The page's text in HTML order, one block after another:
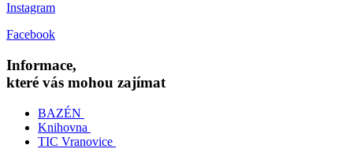
Instagram
Facebook
Informace,
které vás mohou zajímat
BAZÉN
Knihovna
TIC Vranovice